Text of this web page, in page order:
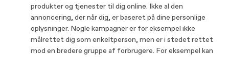
produkter og tjenester til dig online. Ikke al den
annoncering, der når dig, er baseret på dine personlige
oplysninger. Nogle kampagner er for eksempel ikke
målrettet dig som enkeltperson, men er i stedet rettet
mod en bredere gruppe af forbrugere. For eksempel kan